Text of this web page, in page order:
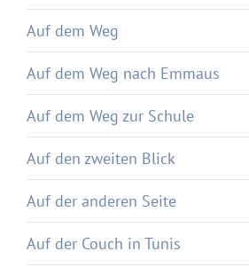
Auf dem Weg
Auf dem Weg nach Emmaus
Auf dem Weg zur Schule
Auf den zweiten Blick
Auf der anderen Seite
Auf der Couch in Tunis